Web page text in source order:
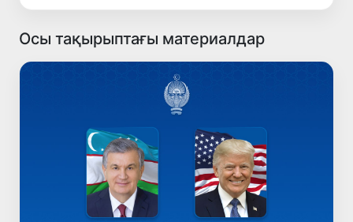
Осы тақырыптағы материалдар